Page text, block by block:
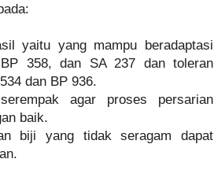
yaitu yang mampu beradaptasi
358, dan SA 237 dan toleran
dan BP 936.
agar proses persarian
baik.
biji yang tidak seragam dapat